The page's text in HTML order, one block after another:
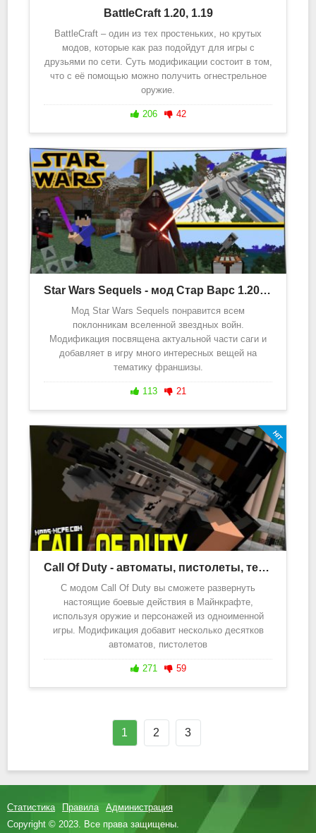
BattleCraft 1.20, 1.19
BattleCraft – один из тех простеньких, но крутых
модов, которые как раз подойдут для игры с
друзьями по сети. Суть модификации состоит в том,
что с её помощью можно получить огнестрельное
оружие.
206 42
Star Wars Sequels - мод Стар Варс 1.20, 1.19
Мод Star Wars Sequels понравится всем
поклонникам вселенной звездных войн.
Модификация посвящена актуальной части саги и
добавляет в игру много интересных вещей на
тематику франшизы.
113 21
Call Of Duty - автоматы, пистолеты, техника 1.20, 1.19
С модом Call Of Duty вы сможете развернуть
настоящие боевые действия в Майнкрафте,
используя оружие и персонажей из одноименной
игры. Модификация добавит несколько десятков
автоматов, пистолетов
271 59
1 2 3
Статистика Правила
Администрация
Copyright © 2023. Все права защищены.